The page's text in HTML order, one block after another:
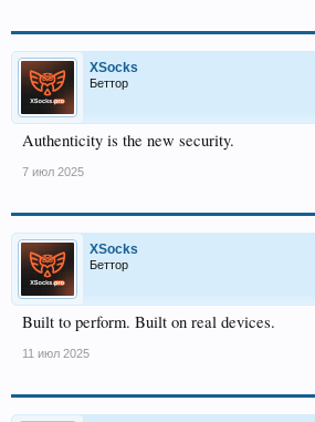
XSocks
Беттор
Authenticity is the new security.
7 июл 2025
XSocks
Беттор
Built to perform. Built on real devices.
11 июл 2025